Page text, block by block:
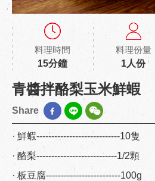
料理時間
15分鐘
料理份量
1人份
青醬拌酪梨玉米鮮蝦
Share
· 鮮蝦----------------------------10隻
· 酪梨---------------------------1/2顆
· 板豆腐-------------------------100g